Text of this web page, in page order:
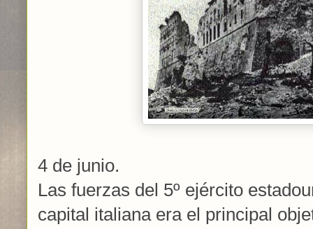
4 de junio.
Las fuerzas del 5º ejército
capital italiana era el principal